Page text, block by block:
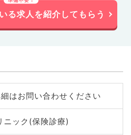
る求人を紹介してもらう
はお問い合わせください
ニック(保険診療)